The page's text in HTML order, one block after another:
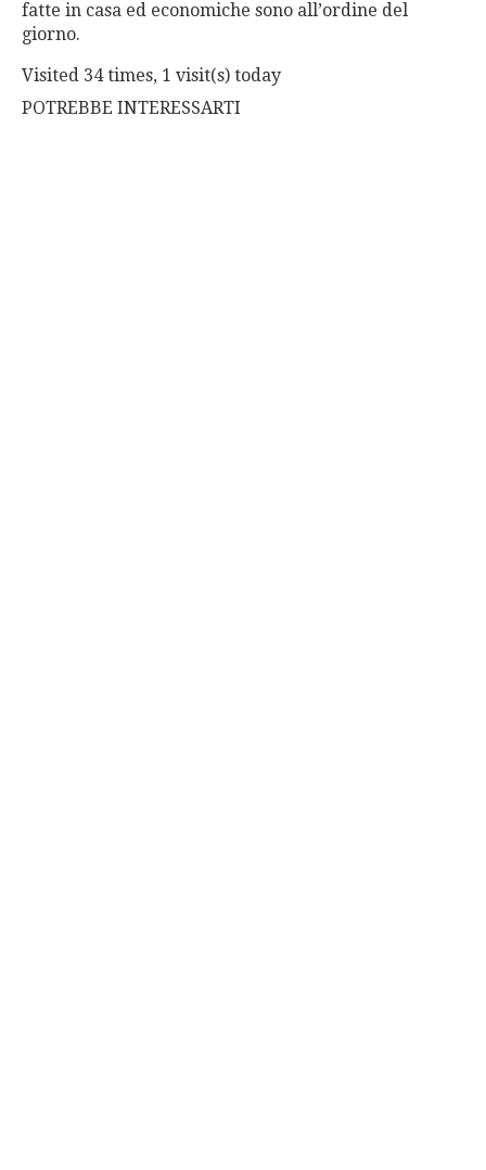
fatte in casa ed economiche sono all’ordine del
giorno.
Visited 34 times, 1 visit(s) today
POTREBBE INTERESSARTI